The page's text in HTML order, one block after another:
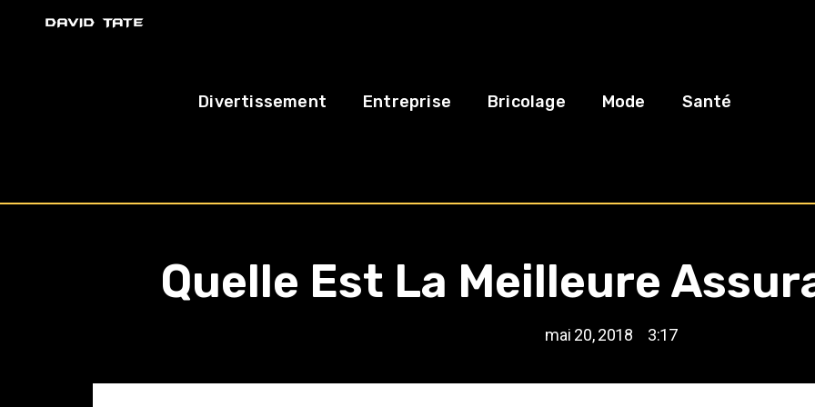
Divertissement Entreprise Bricolage Mode Santé
Quelle Est La Meilleure
mai 20, 2018 3:17